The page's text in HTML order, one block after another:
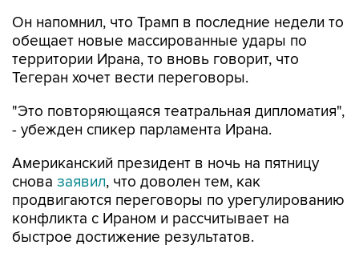
Он напомнил, что Трамп в последние недели то
обещает новые массированные удары по
территории Ирана, то вновь говорит, что
Тегеран хочет вести переговоры.
"Это повторяющаяся театральная дипломатия",
- убежден спикер парламента Ирана.
Американский президент в ночь на пятницу
снова заявил, что доволен тем, как
продвигаются переговоры по урегулированию
конфликта с Ираном и рассчитывает на
быстрое достижение результатов.